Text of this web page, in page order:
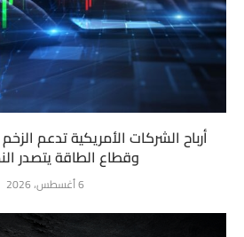
أرباح الشركات الأمريكية تدعم
وقطاع الطاقة يتصدر
6 أغسطس، 2026